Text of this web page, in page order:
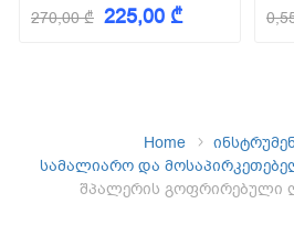
270,00 ₾ 225,00 ₾
Home
სამალიარო და
შპალერის გოფრირებული